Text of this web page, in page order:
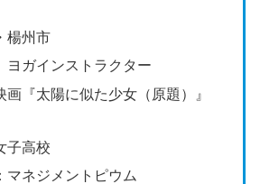
楊州市
ヨガインストラクター
画『太陽に似た少女（原題）』
子高校
マネジメントピウム